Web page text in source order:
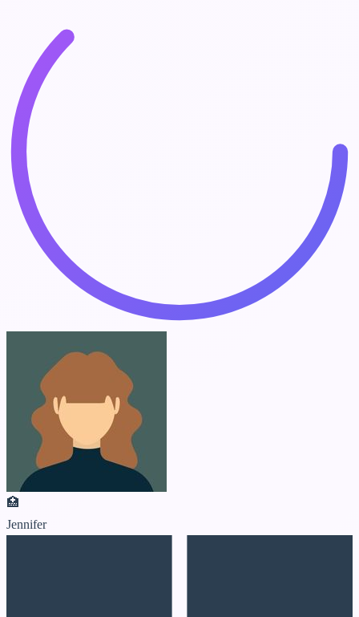
🏥
Jennifer